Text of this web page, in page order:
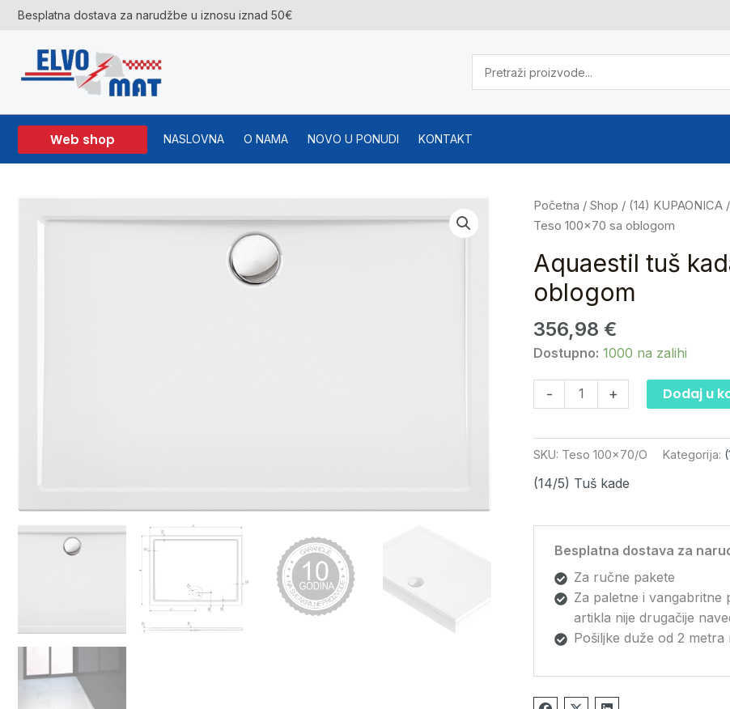
Skip
to
content
Besplatna dostava za narudžbe u iznosu iznad 50€
Web shop NASLOVNA O NAMA NOVO U PONUDI KONTAKT
Početna / Shop / (14) KUPAONICA /
Teso 100×70 sa oblogom
Aquaestil tuš
oblogom
356,98 €
Dostupno: 1000 na zalihi
-
Aquaestil
tuš
Royal
line
Teso
100x70
sa
+ Dodaj u
SKU: Teso 100x70/O Kategorija:
(14/5) Tuš kade
Besplatna dostava za
Za ručne pakete
Za paletne i vangabritne
artikla nije drugačije
Pošiljke duže od 2 metra